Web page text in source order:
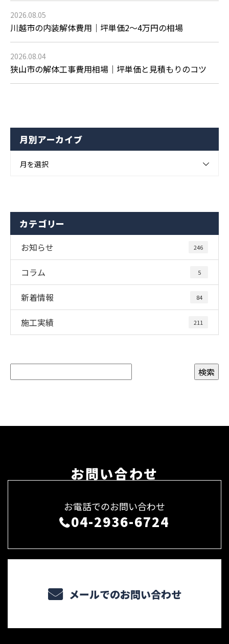
2026.08.05
川越市の内装解体費用｜坪単価2〜4万円の相場
2026.08.04
狭山市の解体工事費用相場｜坪単価と見積もりのコツ
月別アーカイブ
月を選択
カテゴリー
お知らせ 246
コラム 5
新着情報 84
施工実績 211
お問い合わせ
お電話でのお問い合わせ
04-2936-6724
メールでのお問い合わせ